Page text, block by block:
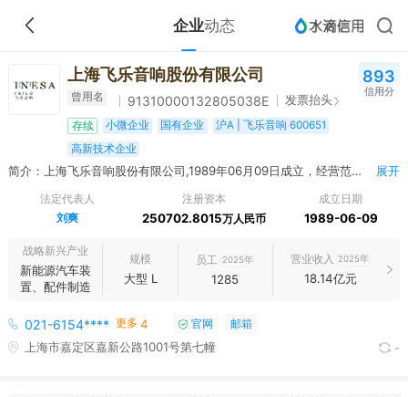
企业动态
上海飞乐音响股份有限公司
曾用名 91310000132805038E 发票抬头
存续 小微企业 国有企业
沪A | 飞乐音响 600651
高新技术企业
893
信用分
简介：上海飞乐音响股份有限公司,1989年06月09日成立，经营范围包括一般项目：汽车零部件及配件制造；汽车零配件零售；电子元器件制造；电子元器件零售；仪器仪表制造；仪器仪表销售；工业自动控制系统装置制造；工业自动控制系统装置销售；信息系统集成服务；计量技术服务；安全咨询服务；企业管理咨询；集成电路芯片及产品制造；集成电路芯片及产品销售；机械零件、零部件加工；机械零件、零部件销售；机械电气设备销售；第一类医疗器械销售；以自有资金从事投资活动；技术服务、技术开发、技术咨询、技术交流、技术转让、技术推广；货物进出口；技术进出口；非居住房地产租赁；物业管理；信息技术咨询服务。（除依法须经批准的项目外，凭营业执照依法自主开展经营活动） 许可项目：检验检测服务；认证服务。（依法须经批准的项目，经相关部门批准后方可开展经营活动，具体经营项目以相关部门批准文件或许可证件为准） 展开
法定代表人
刘爽
注册资本
250702.8015万人民币
成立日期
1989-06-09
战略新兴产业
新能源汽车装
置、配件制造
规模
大型 L
员工 2025年
1285
营业收入 2025年
18.14亿元
021-6154**** 更多 4 官网 邮箱
上海市嘉定区嘉新公路1001号第七幢 -